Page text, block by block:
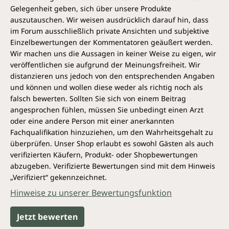
Shikakai (Acacia concinna): Diese in Indien
heimische Pflanze wird wegen ihrer haarpflegenden
Eigenschaften seit Jahrhunderten im Ayurveda
eingesetzt. Shikakai bedeutet übersetzt „Frucht für
das Haar". Die Saponine aus ihren Schalen reinigen
das Haar besonders mild und bewahren gleichzeitig
die natürliche Feuchtigkeitsbalance der Kopfhaut.
Ideal für empfindliches, zu Trockenheit neigendes
Haar.
Brahmi(Bacopa monnieri): Ursprünglich in feuchten
Regionen Asiens beheimatet, gilt Brahmi im
Ayurveda als Tonikum für Geist und Körper. In der
Haarpflege wird es traditionell zur Kräftigung der
Haarwurzeln und zur Unterstützung einer gesunden
Kopfhaut geschätzt. Es wird gern bei strapaziertem,
dünner werdendem Haar verwendet.
Bhringaraj(Eclipta prostrata): Diese krautige Pflanze
wächst auf nährstoffreichen Böden in tropischen
Gelegenheit geben, sich über unsere Produkte
auszutauschen. Wir weisen ausdrücklich darauf hin, dass
im Forum ausschließlich private Ansichten und subjektive
Einzelbewertungen der Kommentatoren geäußert werden.
Wir machen uns die Aussagen in keiner Weise zu eigen, wir
veröffentlichen sie aufgrund der Meinungsfreiheit. Wir
distanzieren uns jedoch von den entsprechenden Angaben
und können und wollen diese weder als richtig noch als
falsch bewerten. Sollten Sie sich von einem Beitrag
angesprochen fühlen, müssen Sie unbedingt einen Arzt
oder eine andere Person mit einer anerkannten
Fachqualifikation hinzuziehen, um den Wahrheitsgehalt zu
überprüfen. Unser Shop erlaubt es sowohl Gästen als auch
verifizierten Käufern, Produkt- oder Shopbewertungen
abzugeben. Verifizierte Bewertungen sind mit dem Hinweis
„Verifiziert“ gekennzeichnet.
Hinweise zu unserer Bewertungsfunktion
Jetzt bewerten